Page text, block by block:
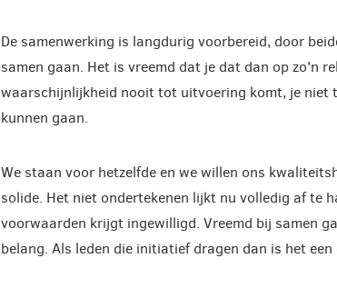
De samenwerking is langdurig voorbereid, door
samen gaan. Het is vreemd dat je dat dan op zo'n
waarschijnlijkheid nooit tot uitvoering komt, je niet
kunnen gaan.
We staan voor hetzelfde en we willen ons
solide. Het niet ondertekenen lijkt nu volledig af te
voorwaarden krijgt ingewilligd. Vreemd bij samen
belang. Als leden die initiatief dragen dan is het